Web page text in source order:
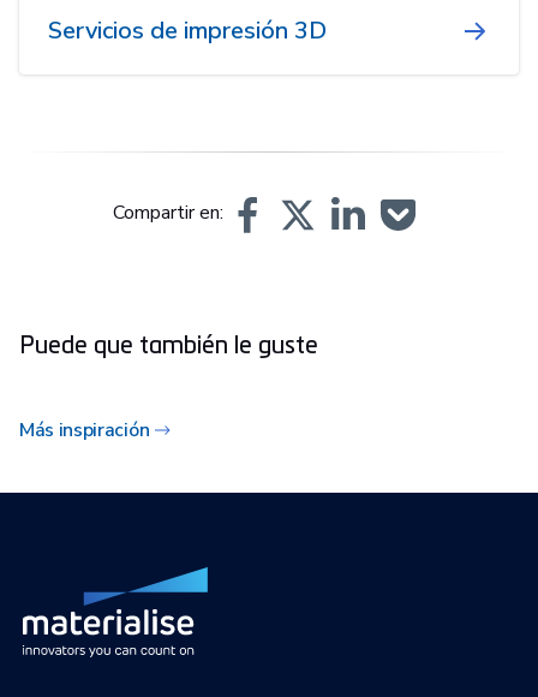
Servicios de impresión 3D
Compartir en:
Puede que también le guste
Más inspiración